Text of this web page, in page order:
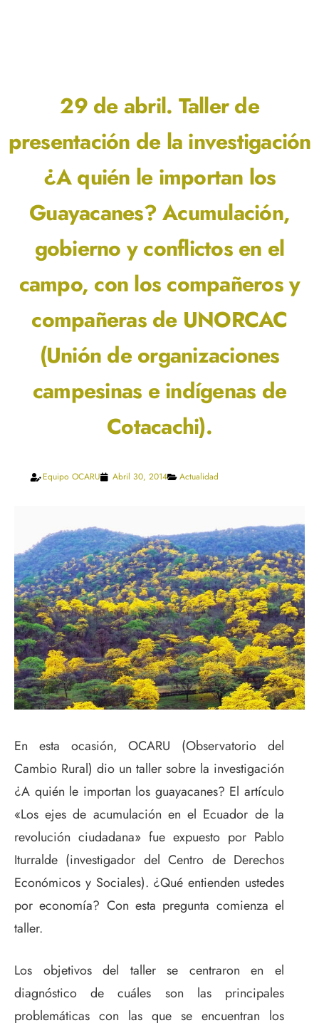
29 de abril. Taller de
presentación de la investigación
¿A quién le importan los
Guayacanes? Acumulación,
gobierno y conflictos en el
campo, con los compañeros y
compañeras de UNORCAC
(Unión de organizaciones
campesinas e indígenas de
Cotacachi).
Equipo OCARU Abril 30, 2014 Actualidad
En esta ocasión, OCARU (Observatorio del
Cambio Rural) dio un taller sobre la investigación
¿A quién le importan los guayacanes? El artículo
«Los ejes de acumulación en el Ecuador de la
revolución ciudadana» fue expuesto por Pablo
Iturralde (investigador del Centro de Derechos
Económicos y Sociales). ¿Qué entienden ustedes
por economía? Con esta pregunta comienza el
taller.
Los objetivos del taller se centraron en el
diagnóstico de cuáles son las principales
problemáticas con las que se encuentran los